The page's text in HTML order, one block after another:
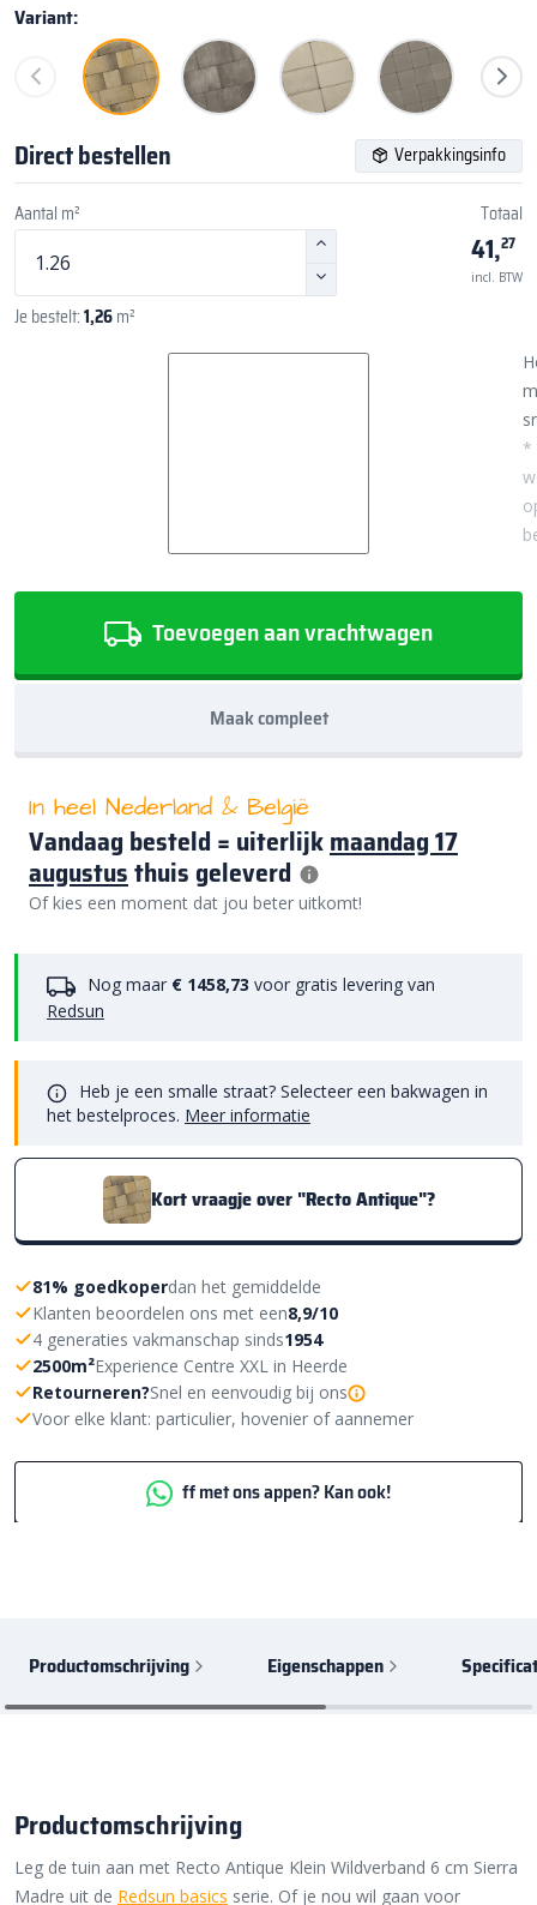
Variant:
Direct bestellen Verpakkingsinfo
Aantal m²
Je bestelt:1,26m²
Totaal
41,27
incl. BTW
*
Toevoegen aan vrachtwagen
Maak compleet
In heel Nederland & België
Vandaag besteld = uiterlijkmaandag 17
augustusthuis geleverd
Of kies een moment dat jou beter uitkomt!
Nog maar € 1458,73 voor gratis levering van
Redsun
Heb je een smalle straat? Selecteer een bakwagen in
het bestelproces. Meer informatie
Kort vraagje over "Recto Antique"?
81% goedkoperdan het gemiddelde
Klanten beoordelen ons met een8,9/10
4 generaties vakmanschap sinds1954
2500m²Experience Centre XXL in Heerde
Retourneren?Snel en eenvoudig bij ons
Voor elke klant: particulier, hovenier of aannemer
ff met ons appen? Kan ook!
Productomschrijving Eigenschappen
Productomschrijving
Leg de tuin aan met Recto Antique Klein Wildverband 6 cm Sierra
Madre uit de Redsun basics serie. Of je nou wil gaan voor